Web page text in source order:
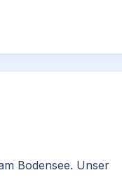
Bodensee. Unser